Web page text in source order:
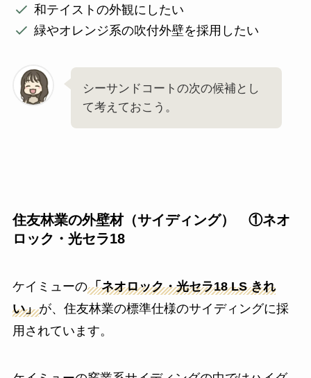
和テイストの外観にしたい
緑やオレンジ系の吹付外壁を採用したい
シーサンドコートの次の候補とし
て考えておこう。
住友林業の外壁材（サイディング） ①ネオ
ロック・光セラ18
ケイミューの「ネオロック・光セラ18 LS きれ
い」が、住友林業の標準仕様のサイディングに採
用されています。